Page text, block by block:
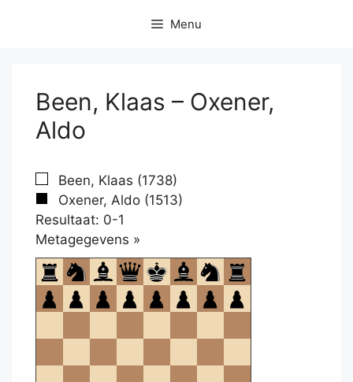
Menu
Been, Klaas – Oxener,
Aldo
Been, Klaas (1738)
Oxener, Aldo (1513)
Resultaat: 0-1
Metagegevens »
om
te
openen.